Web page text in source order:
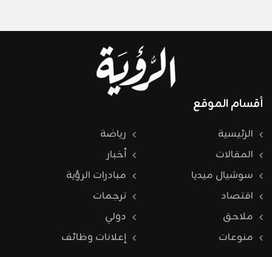
أقسام الموقع
الرئيسية
رياضة
المقالات
أخبار
سوشيال ميديا
مبادرات الرؤية
اقتصاد
ترجمات
ملاحق
دولي
منوعات
إعلانات وظائف